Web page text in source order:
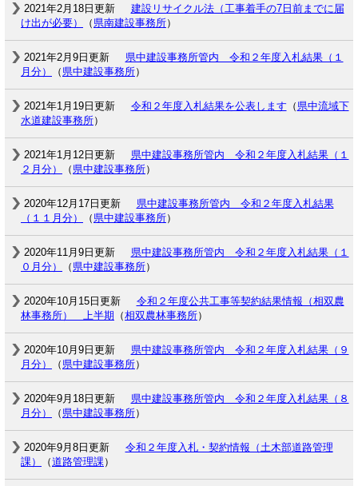
2021年2月18日更新
建設リサイクル法（工事着手の7日前までに届
け出が必要）
（ 県南建設事務所）
2021年2月9日更新
県中建設事務所管内 令和２年度入札結果（１
月分）
（ 県中建設事務所）
2021年1月19日更新 令和２年度入札結果を公表します （ 県中流域下
水道建設事務所）
2021年1月12日更新
県中建設事務所管内 令和２年度入札結果（１
２月分）
（ 県中建設事務所）
2020年12月17日更新
県中建設事務所管内 令和２年度入札結果
（１１月分）
（ 県中建設事務所）
2020年11月9日更新
県中建設事務所管内 令和２年度入札結果（１
０月分）
（ 県中建設事務所）
2020年10月15日更新
令和２年度公共工事等契約結果情報（相双農
林事務所） 上半期 （相双農林事務所）
2020年10月9日更新
県中建設事務所管内 令和２年度入札結果（９
月分）
（ 県中建設事務所）
2020年9月18日更新
県中建設事務所管内 令和２年度入札結果（８
月分）
（ 県中建設事務所）
2020年9月8日更新
令和２年度入札・契約情報（土木部道路管理
課）
（道路管理課）